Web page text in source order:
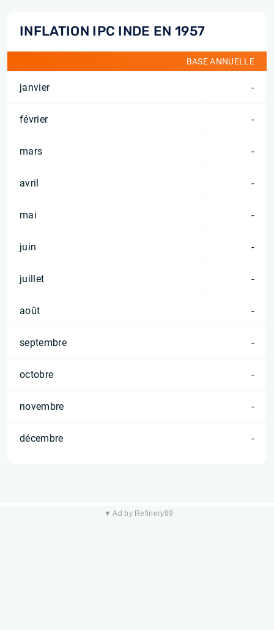
INFLATION IPC INDE EN 1957
BASE ANNUELLE
janvier -
février -
mars -
avril -
mai -
juin -
juillet -
août -
septembre -
octobre -
novembre -
décembre -
▼ Ad by Refinery89